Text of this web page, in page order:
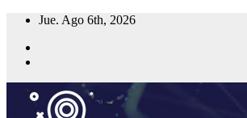
Saltar
contenido
Jue. Ago 6th, 2026